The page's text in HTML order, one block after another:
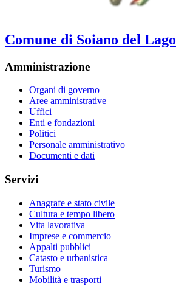
Comune di Soiano del Lago
Amministrazione
Organi di governo
Aree amministrative
Uffici
Enti e fondazioni
Politici
Personale amministrativo
Documenti e dati
Servizi
Anagrafe e stato civile
Cultura e tempo libero
Vita lavorativa
Imprese e commercio
Appalti pubblici
Catasto e urbanistica
Turismo
Mobilità e trasporti